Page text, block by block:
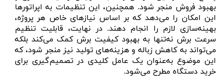
بهبود فروش منجر شود. همچنین، این تنظیمات به اپراتورها
این امکان را می‌دهد که بر اساس نیازهای خاص هر پروژه،
بهینه‌سازی لازم را انجام دهند. در نهایت، قابلیت تنظیم
سرعت برش نه‌تنها به بهبود کیفیت برش کمک می‌کند بلکه
می‌تواند به کاهش زباله و هزینه‌های تولید نیز منجر شود، که
این موضوع به‌عنوان یک عامل کلیدی در تصمیم‌گیری برای
خرید دستگاه مطرح می‌شود.